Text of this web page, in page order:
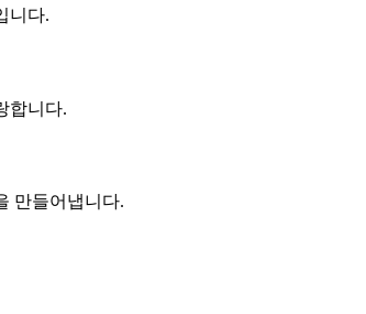
니다.
합니다.
만들어냅니다.